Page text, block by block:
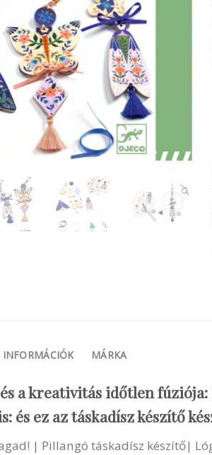
MÁRKA
és a kreativitás időtlen
és ez az táskadísz készítő
| Pillangó táskadísz készítő|